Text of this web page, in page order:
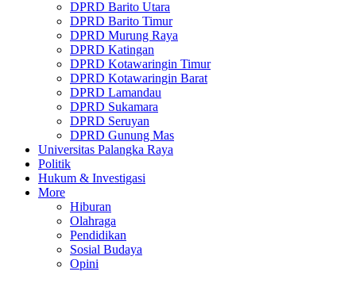
DPRD Barito Utara
DPRD Barito Timur
DPRD Murung Raya
DPRD Katingan
DPRD Kotawaringin Timur
DPRD Kotawaringin Barat
DPRD Lamandau
DPRD Sukamara
DPRD Seruyan
DPRD Gunung Mas
Universitas Palangka Raya
Politik
Hukum & Investigasi
More
Hiburan
Olahraga
Pendidikan
Sosial Budaya
Opini